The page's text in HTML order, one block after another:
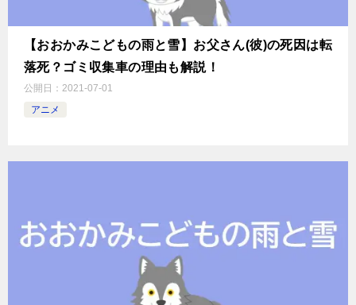
【おおかみこどもの雨と雪】お父さん(彼)の死因は転
落死？ゴミ収集車の理由も解説！
公開日： 2021-07-01
アニメ